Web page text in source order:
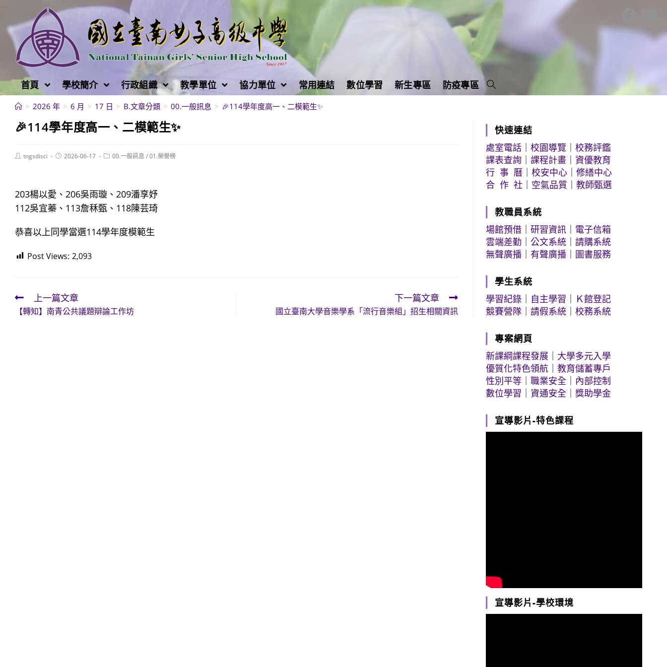
至
容
首頁 學校簡介 行政組織 教學單位 協力單位 常用連結 數位學習 新生專區 防疫專區
> 2026 年 > 6 月 > 17 日 > B.文章分類 > 00.一般訊息 > 🎉114學年度高一、二模範生✨
🎉114學年度高一、二模範生✨
Posttngsdisci
Post2026-06-17
Post00.一般訊息 /01.榮譽榜
203楊以愛、206吳雨璇、209潘享妤
112吳宜蓁、113詹秝甄、118陳芸琦
恭喜以上同學當選114學年度模範生
Post Views: 2,093
Read
more
上一篇文章
【轉知】南青公共議題辯論工作坊
下一篇文章
國立臺南大學音樂學系「流行音樂組」招生相關資訊
快速連結
處室電話 ｜校園導覽 ｜校務評鑑
課表查詢 ｜課程計畫 ｜資優教育
行 事 曆 ｜校安中心 ｜修繕中心
合 作 社
空氣品質 ｜教師甄選
教職員系統
場館預借 ｜研習資訊
電子信箱
雲端差勤 ｜公文系統 ｜請購系統
無聲廣播
有聲廣播 圖書服務
學生系統
學習紀錄
自主學習
Ｋ館登記
競賽營隊 ｜請假系統 ｜校務系統
專案網頁
新課綱課程發展
大學多元入學
優質化特色領航 ｜教育儲蓄專戶
性別平等 ｜職業安全
內部控制
數位學習 ｜資通安全 ｜獎助學金
宣導影片-特色課程
宣導影片-學校環境